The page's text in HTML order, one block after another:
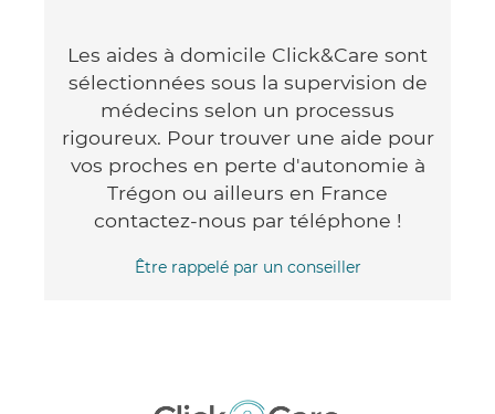
Les aides à domicile Click&Care sont
sélectionnées sous la supervision de
médecins selon un processus
rigoureux. Pour trouver une aide pour
vos proches en perte d'autonomie à
Trégon ou ailleurs en France
contactez-nous par téléphone !
Être rappelé par un conseiller